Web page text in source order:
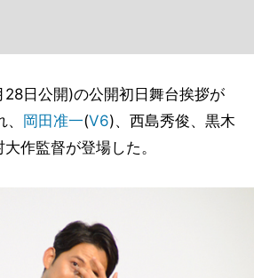
日公開)の公開初日舞台挨拶が
岡田准一(V6)、西島秀俊、黒木
作監督が登場した。